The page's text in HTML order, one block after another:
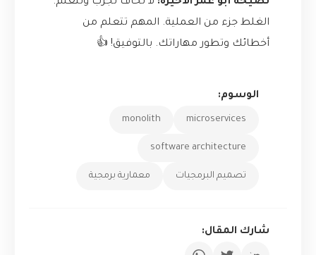
نصيحة أبو عمر الأخيرة: لا تخاف تجرب وتتعلم.
الغلط جزء من العملية. المهم تتعلم من
أخطائك وتطور مهاراتك. بالتوفيق! 👍
الوسوم:
microservices
monolith
software architecture
تصميم البرمجيات معمارية برمجية
شارك المقال: